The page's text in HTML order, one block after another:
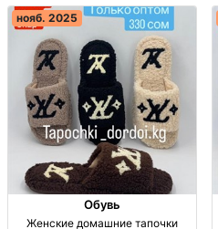
нояб. 2025
Обувь
Женские домашние тапочки